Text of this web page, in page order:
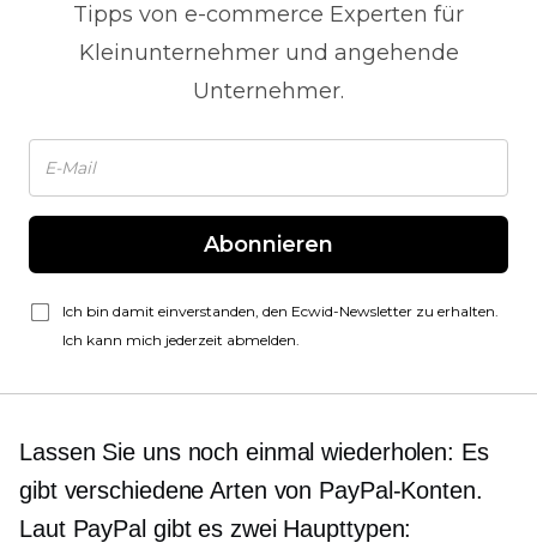
Tipps von e-commerce Experten für
Kleinunternehmer und angehende
Unternehmer.
Abonnieren
Ich bin damit einverstanden, den Ecwid-Newsletter zu erhalten.
Ich kann mich jederzeit abmelden.
Lassen Sie uns noch einmal wiederholen: Es
gibt verschiedene Arten von PayPal-Konten.
Laut PayPal gibt es zwei Haupttypen: